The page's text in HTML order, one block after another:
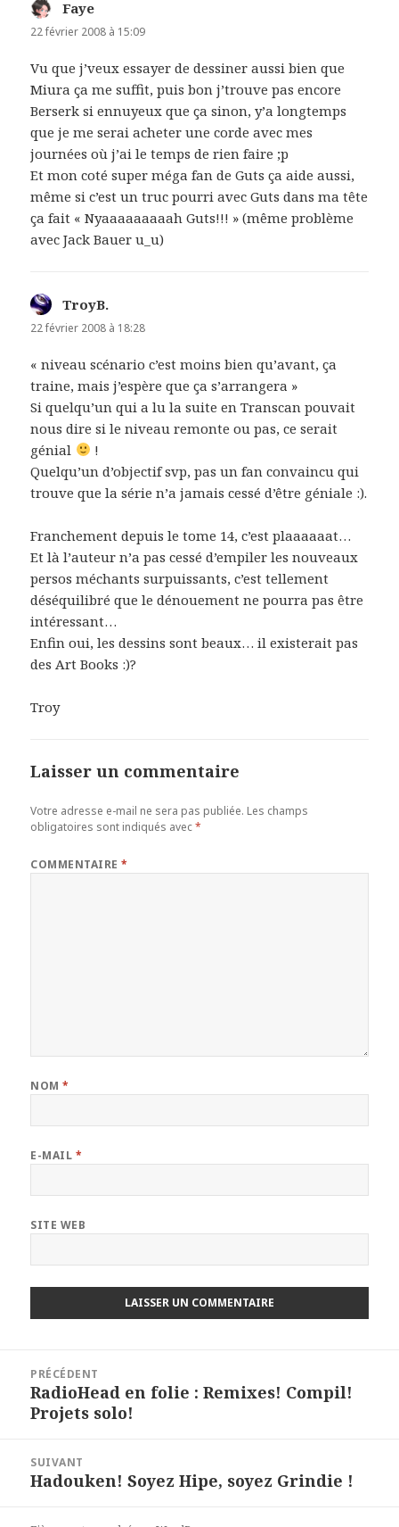
Faye
22 février 2008 à 15:09
Vu que j’veux essayer de dessiner aussi bien que
Miura ça me suffit, puis bon j’trouve pas encore
Berserk si ennuyeux que ça sinon, y’a longtemps
que je me serai acheter une corde avec mes
journées où j’ai le temps de rien faire ;p
Et mon coté super méga fan de Guts ça aide aussi,
même si c’est un truc pourri avec Guts dans ma tête
ça fait « Nyaaaaaaaaah Guts!!! » (même problème
avec Jack Bauer u_u)
TroyB.
22 février 2008 à 18:28
« niveau scénario c’est moins bien qu’avant, ça
traine, mais j’espère que ça s’arrangera »
Si quelqu’un qui a lu la suite en Transcan pouvait
nous dire si le niveau remonte ou pas, ce serait
génial
!
Quelqu’un d’objectif svp, pas un fan convaincu qui
trouve que la série n’a jamais cessé d’être géniale :).
Franchement depuis le tome 14, c’est plaaaaaat…
Et là l’auteur n’a pas cessé d’empiler les nouveaux
persos méchants surpuissants, c’est tellement
déséquilibré que le dénouement ne pourra pas être
intéressant…
Enfin oui, les dessins sont beaux… il existerait pas
des Art Books :)?
Troy
Laisser un commentaire
Votre adresse e-mail ne sera pas publiée. Les champs
obligatoires sont indiqués avec*
COMMENTAIRE*
NOM*
E-MAIL *
SITE WEB
l’article
PRÉCÉDENT
Article
précédent :
RadioHead en folie : Remixes! Compil!
Projets solo!
SUIVANT
Article
Hadouken! Soyez Hipe, soyez Grindie !